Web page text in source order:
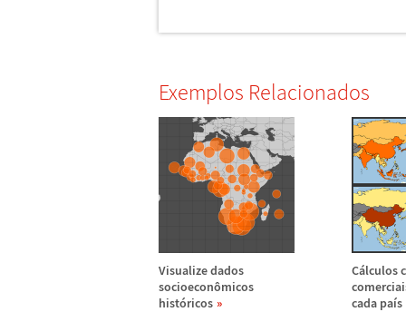
Exemplos Relacionados
Visualize dados
socioeconômicos
históricos
Cálculos
cada país